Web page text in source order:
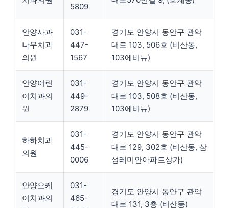
5809
안양사과
나무치과
의원
031-
447-
1567
경기도 안양시 동안구 관악
대로 103, 506호 (비산동,
103에비뉴)
안양어린
이치과의
원
031-
449-
2879
경기도 안양시 동안구 관악
대로 103, 508호 (비산동,
103에비뉴)
하하치과
의원
031-
445-
0006
경기도 안양시 동안구 관악
대로 129, 302호 (비산동, 삼
성레미안아파트상가)
안양오케
이치과의
031-
465-
경기도 안양시 동안구 관악
대로 131, 3층 (비산동)